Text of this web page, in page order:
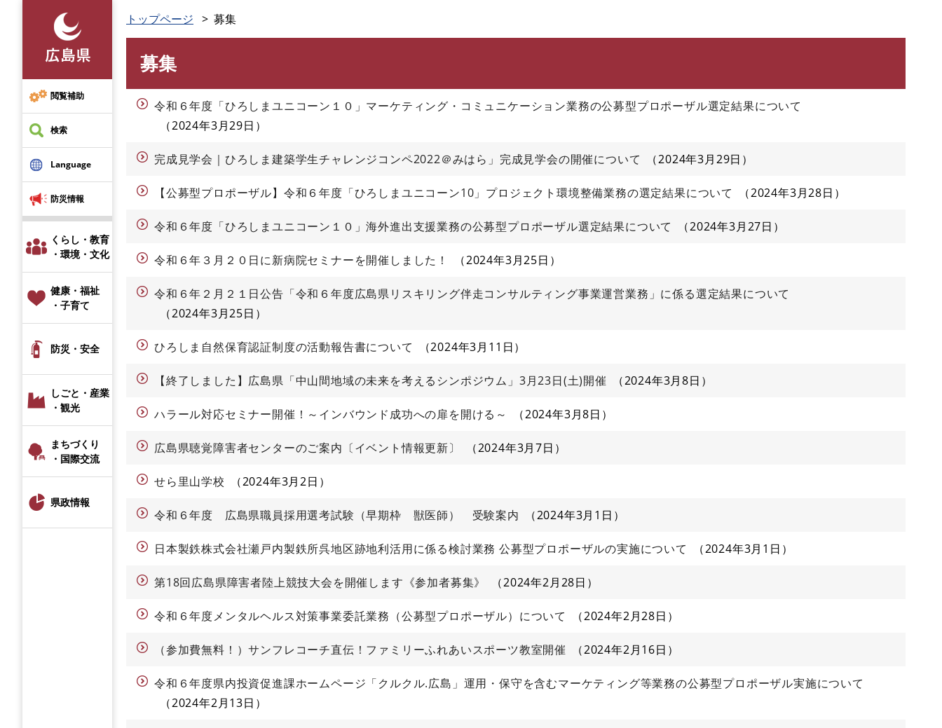
先
頭
で
す
閲覧補助
検索
Language
防災情報
くらし・教育
・環境・文化
健康・福祉
・子育て
防災・安全
しごと・産業
・観光
まちづくり
・国際交流
県政情報
トップページ 募集
募集
令和６年度「ひろしまユニコーン１０」マーケティング・コミュニケーション業務の公募型プロポーザル選定結果について
2024年3月29日
完成見学会｜ひろしま建築学生チャレンジコンペ2022＠みはら」完成見学会の開催について 2024年3月29日
【公募型プロポーザル】令和６年度「ひろしまユニコーン10」プロジェクト環境整備業務の選定結果について 2024年3月28日
令和６年度「ひろしまユニコーン１０」海外進出支援業務の公募型プロポーザル選定結果について 2024年3月27日
令和６年３月２０日に新病院セミナーを開催しました！ 2024年3月25日
令和６年２月２１日公告「令和６年度広島県リスキリング伴走コンサルティング事業運営業務」に係る選定結果について
2024年3月25日
ひろしま自然保育認証制度の活動報告書について 2024年3月11日
【終了しました】広島県「中山間地域の未来を考えるシンポジウム」3月23日(土)開催 2024年3月8日
ハラール対応セミナー開催！～インバウンド成功への扉を開ける～ 2024年3月8日
広島県聴覚障害者センターのご案内〔イベント情報更新〕 2024年3月7日
せら里山学校 2024年3月2日
令和６年度 広島県職員採用選考試験（早期枠 獣医師） 受験案内 2024年3月1日
日本製鉄株式会社瀬戸内製鉄所呉地区跡地利活用に係る検討業務 公募型プロポーザルの実施について 2024年3月1日
第18回広島県障害者陸上競技大会を開催します《参加者募集》 2024年2月28日
令和６年度メンタルヘルス対策事業委託業務（公募型プロポーザル）について 2024年2月28日
（参加費無料！）サンフレコーチ直伝！ファミリーふれあいスポーツ教室開催 2024年2月16日
令和６年度県内投資促進課ホームページ「クルクル.広島」運用・保守を含むマーケティング等業務の公募型プロポーザル実施について
2024年2月13日